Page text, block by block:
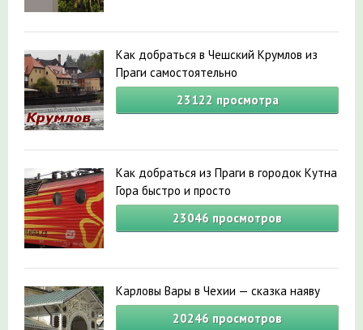
Как добраться в Чешский Крумлов из
Праги самостоятельно
23122 просмотра
Как добраться из Праги в городок Кутна
Гора быстро и просто
23046 просмотров
Карловы Вары в Чехии — сказка наяву
20246 просмотров